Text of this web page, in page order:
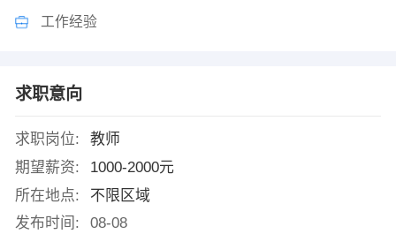
工作经验
求职意向
求职岗位:
教师
期望薪资:
1000-2000元
所在地点:
不限区域
发布时间:
08-08